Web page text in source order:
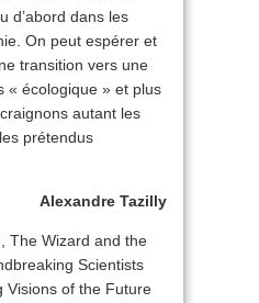
d’abord dans les
On peut espérer et
transition vers une
« écologique » et plus
autant les
prétendus
Alexandre Tazilly
The Wizard and the
Scientists
Visions of the Future